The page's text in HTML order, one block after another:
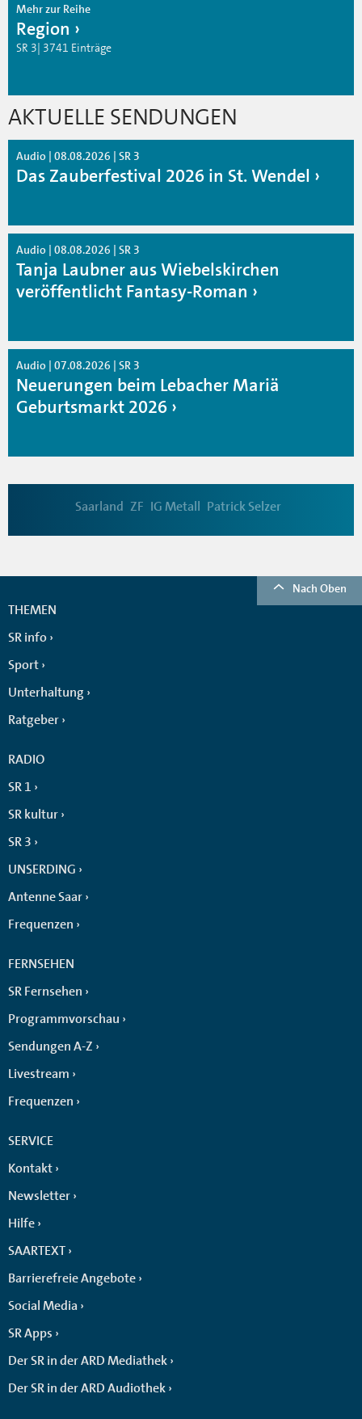
Mehr zur Reihe
Region
SR 3| 3741 Einträge
AKTUELLE SENDUNGEN
Audio | 08.08.2026 | SR 3
Das Zauberfestival 2026 in St. Wendel
Audio | 08.08.2026 | SR 3
Tanja Laubner aus Wiebelskirchen
veröffentlicht Fantasy-Roman
Audio | 07.08.2026 | SR 3
Neuerungen beim Lebacher Mariä
Geburtsmarkt 2026
Saarland ZF IG Metall Patrick Selzer
Nach Oben
THEMEN
SR info
Sport
Unterhaltung
Ratgeber
RADIO
SR 1
SR kultur
SR 3
UNSERDING
Antenne Saar
Frequenzen
FERNSEHEN
SR Fernsehen
Programmvorschau
Sendungen A-Z
Livestream
Frequenzen
SERVICE
Kontakt
Newsletter
Hilfe
SAARTEXT
Barrierefreie Angebote
Social Media
SR Apps
Der SR in der ARD Mediathek
Der SR in der ARD Audiothek